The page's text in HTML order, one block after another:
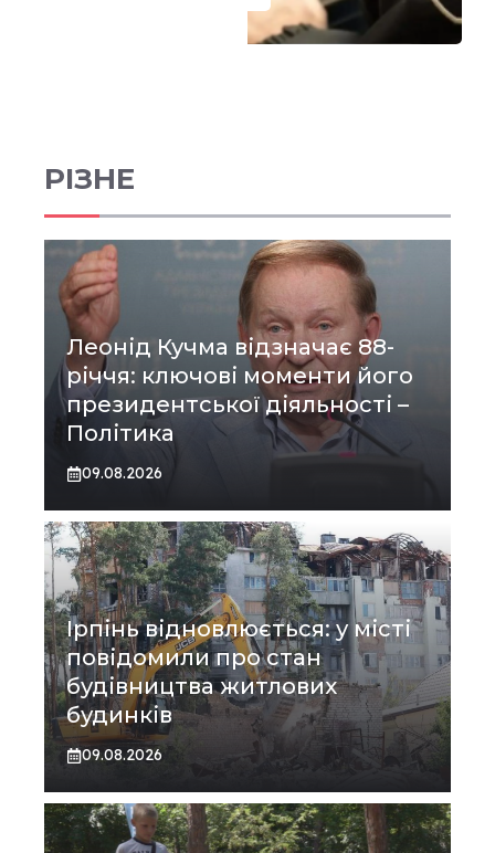
РІЗНЕ
Леонід Кучма відзначає 88-
річчя: ключові моменти його
президентської діяльності –
Політика
09.08.2026
Ірпінь відновлюється: у місті
повідомили про стан
будівництва житлових
будинків
09.08.2026